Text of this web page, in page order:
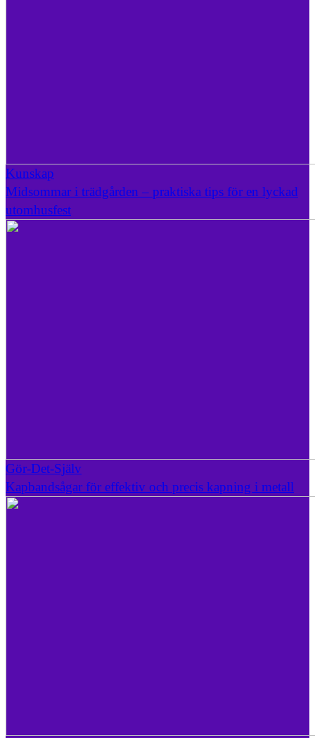
Kunskap
Midsommar i trädgården – praktiska tips för en lyckad
utomhusfest
Gör-Det-Själv
Kapbandsågar för effektiv och precis kapning i metall